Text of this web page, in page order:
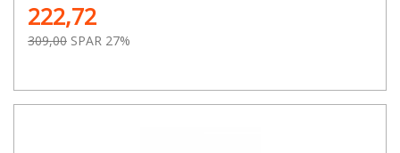
222,72
309,00 SPAR 27%